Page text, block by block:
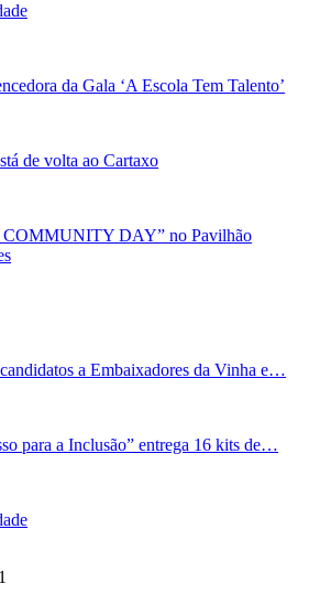
da Gala ‘A Escola Tem Talento’
de volta ao Cartaxo
COMMUNITY DAY” no Pavilhão
a Embaixadores da Vinha e…
para a Inclusão” entrega 16 kits de…